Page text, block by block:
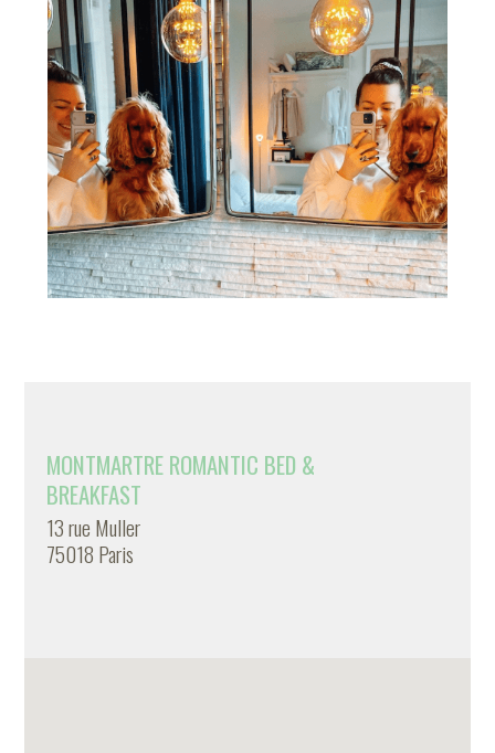
MONTMARTRE ROMANTIC BED &
BREAKFAST
13 rue Muller
75018 Paris